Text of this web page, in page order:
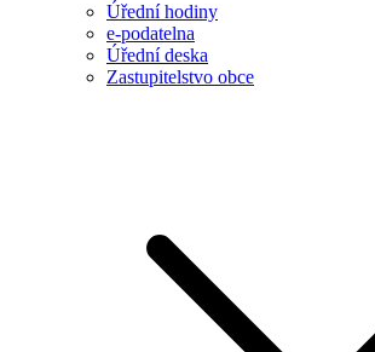
Úřední hodiny
e-podatelna
Úřední deska
Zastupitelstvo obce